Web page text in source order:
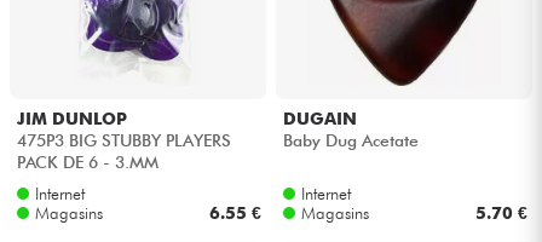
Vents
Eveil Musical
Câbles & Access.
JIM DUNLOP
475P3 BIG STUBBY PLAYERS
PACK DE 6 - 3.MM
Internet
Magasins
6.55 €
DUGAIN
Baby Dug Acetate
Internet
Magasins
5.70 €